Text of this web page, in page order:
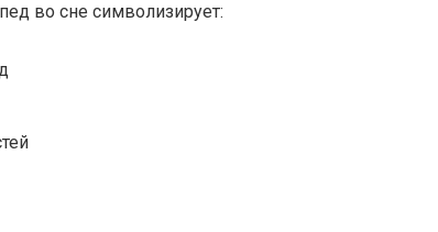
во сне символизирует: